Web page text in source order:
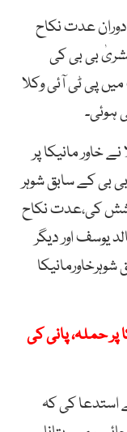
عدت نکاح
بی بی کی
پی ٹی آئی وکلا
ہوئی۔
خاور مانیکا پر
بی کے سابق شوہر
کی،عدت نکاح
یوسف اور دیگر
پر حملہ، پانی کی
استدعا کی کہ